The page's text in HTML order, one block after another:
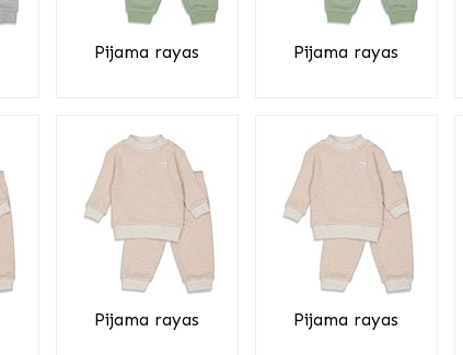
Pijama rayas Pijama rayas
Pijama rayas Pijama rayas